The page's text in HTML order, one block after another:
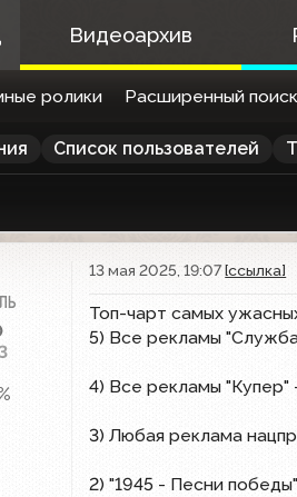
Видеоархив
ролики Расширенный
Список пользователей
3
13 мая 2025, 19:07[ссылка]
Топ-чарт самых
5) Все рекламы
4) Все рекламы
3) Любая реклама
2) "1945 - Песни